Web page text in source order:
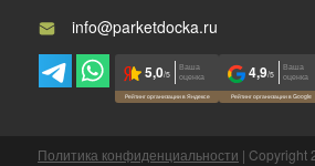
info@parketdocka.ru
5,0/5
Ваша
оценка
Рейтинг организации в Яндексе
4,9/5
Ваша
оценка
Рейтинг организации в Google
Политика конфиденциальности | Copyright